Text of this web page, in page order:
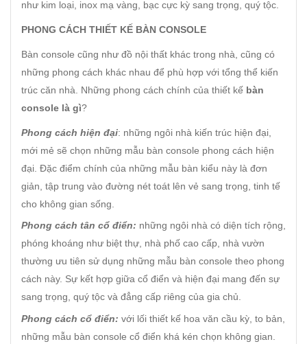
như kim loại, inox mạ vàng, bạc cực kỳ sang trọng, quý tộc.
PHONG CÁCH THIẾT KẾ BÀN CONSOLE
Bàn console cũng như đồ nội thất khác trong nhà, cũng có
những phong cách khác nhau để phù hợp với tổng thể kiến
trúc căn nhà. Những phong cách chính của thiết kế bàn
console là gì?
Phong cách hiện đại: những ngôi nhà kiến trúc hiện đại,
mới mẻ sẽ chọn những mẫu bàn console phong cách hiện
đại. Đặc điểm chính của những mẫu bàn kiểu này là đơn
giản, tập trung vào đường nét toát lên vẻ sang trọng, tinh tế
cho không gian sống.
Phong cách tân cổ điển: những ngôi nhà có diện tích rộng,
phóng khoáng như biệt thự, nhà phố cao cấp, nhà vườn
thường ưu tiên sử dụng những mẫu bàn console theo phong
cách này. Sự kết hợp giữa cổ điển và hiện đại mang đến sự
sang trọng, quý tộc và đẳng cấp riêng của gia chủ.
Phong cách cổ điển: với lối thiết kế hoa văn cầu kỳ, to bản,
những mẫu bàn console cổ điển khá kén chọn không gian.